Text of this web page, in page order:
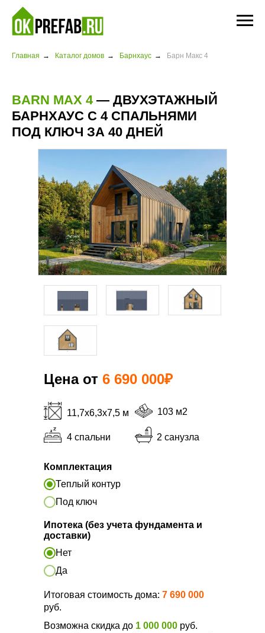
Главная → Каталог домов → Барнхаус → Барн Макс 4
BARN MAX 4— ДВУХЭТАЖНЫЙ
БАРНХАУС С 4 СПАЛЬНЯМИ
ПОД КЛЮЧ ЗА 40 ДНЕЙ
Комплектация
Теплый контур
Под ключ
Ипотека (без учета фундамента и
доставки)
Нет
Да
Итоговая стоимость дома: 7 690 000
руб.
Возможна скидка до 1 000 000 руб.
Цена от 6 690 000₽
11,7х6,3х7,5 м
4 спальни 2 санузла
103 м2